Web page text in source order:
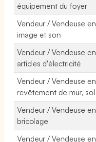
équipement du foyer
Vendeur / Vendeuse en
image et son
Vendeur / Vendeuse en
articles d'électricité
Vendeur / Vendeuse en
revêtement de mur, sol
Vendeur / Vendeuse en
bricolage
Vendeur / Vendeuse en